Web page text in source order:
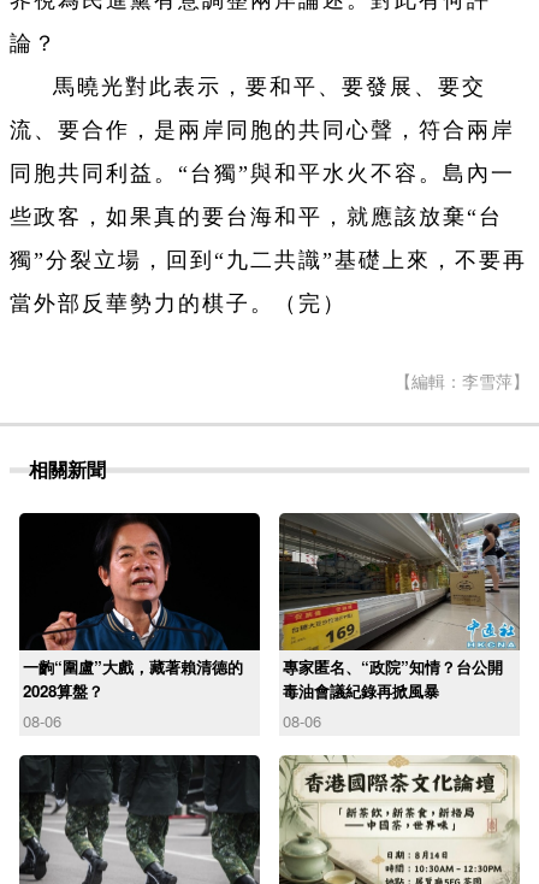
論？
馬曉光對此表示，要和平、要發展、要交
流、要合作，是兩岸同胞的共同心聲，符合兩岸
同胞共同利益。“台獨”與和平水火不容。島內一
些政客，如果真的要台海和平，就應該放棄“台
獨”分裂立場，回到“九二共識”基礎上來，不要再
當外部反華勢力的棋子。（完）
【編輯：李雪萍】
相關新聞
一齣“圍盧”大戲，藏著賴清德的
2028算盤？
08-06
專家匿名、“政院”知情？台公開
毒油會議紀錄再掀風暴
08-06